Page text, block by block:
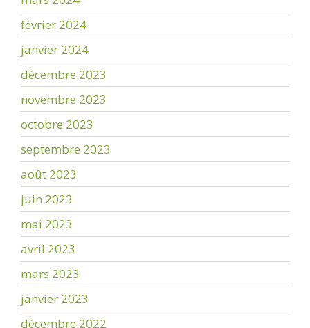
février 2024
janvier 2024
décembre 2023
novembre 2023
octobre 2023
septembre 2023
août 2023
juin 2023
mai 2023
avril 2023
mars 2023
janvier 2023
décembre 2022